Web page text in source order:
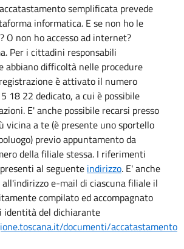
semplificata prevede
informatica. E se non ho le
O non ho accesso ad internet?
Per i cittadini responsabili
abbiano difficoltà nelle procedure
è attivato il numero
18 22 dedicato, a cui è possibile
E' anche possibile recarsi presso
vicina a te (è presente uno sportello
previo appuntamento da
della filiale stessa. I riferimenti
al seguente indirizzo. E' anche
e-mail di ciascuna filiale il
compilato ed accompagnato
identità del dichiarante
documenti/accatastamento